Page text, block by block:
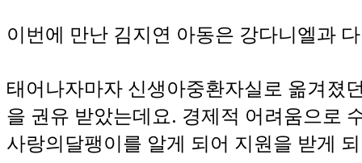
이번에 만난 김지연 아동은 강다니엘과
태어나자마자 신생아중환자실로 옮겨졌
을 권유 받았는데요. 경제적 어려움으로
사랑의달팽이를 알게 되어 지원을 받게